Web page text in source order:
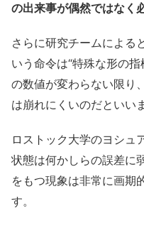
の出来事が偶然ではなく
さらに研究チームによる
いう命令は“特殊な形の
の数値が変わらない限り
は崩れにくいのだといい
ロストック大学のヨシュ
状態は何かしらの誤差に
をもつ現象は非常に画期
す。